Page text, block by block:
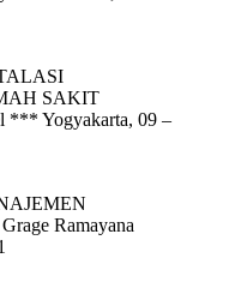
SAKIT
*** Yogyakarta, 09 –
Ramayana